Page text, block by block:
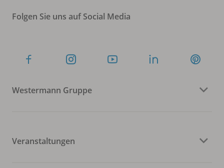
Folgen Sie uns auf Social Media
Westermann Gruppe
Veranstaltungen